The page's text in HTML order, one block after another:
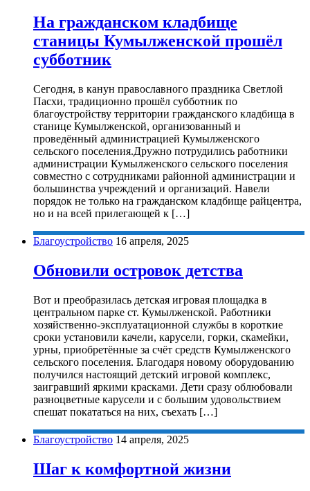
На гражданском кладбище
станицы Кумылженской прошёл
субботник
Сегодня, в канун православного праздника Светлой
Пасхи, традиционно прошёл субботник по
благоустройству территории гражданского кладбища в
станице Кумылженской, организованный и
проведённый администрацией Кумылженского
сельского поселения.Дружно потрудились работники
администрации Кумылженского сельского поселения
совместно с сотрудниками районной администрации и
большинства учреждений и организаций. Навели
порядок не только на гражданском кладбище райцентра,
но и на всей прилегающей к […]
Благоустройство 16 апреля, 2025
Обновили островок детства
Вот и преобразилась детская игровая площадка в
центральном парке ст. Кумылженской. Работники
хозяйственно-эксплуатационной службы в короткие
сроки установили качели, карусели, горки, скамейки,
урны, приобретённые за счёт средств Кумылженского
сельского поселения. Благодаря новому оборудованию
получился настоящий детский игровой комплекс,
заигравший яркими красками. Дети сразу облюбовали
разноцветные карусели и с большим удовольствием
спешат покататься на них, съехать […]
Благоустройство 14 апреля, 2025
Шаг к комфортной жизни